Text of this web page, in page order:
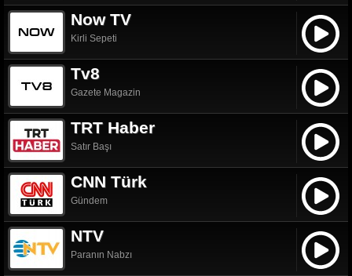
Now TV
Kirli Sepeti
Tv8
Gazete Magazin
TRT Haber
Satır Başı
CNN Türk
Gündem
NTV
Paranın Nabzı